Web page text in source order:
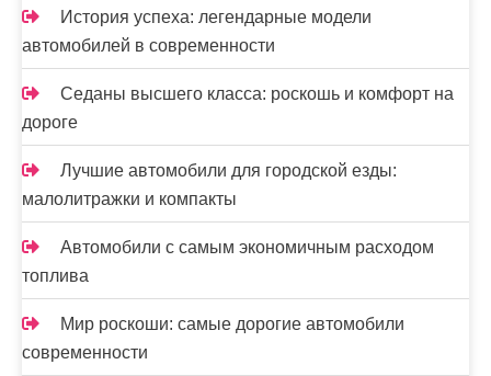
История успеха: легендарные модели
автомобилей в современности
Седаны высшего класса: роскошь и комфорт на
дороге
Лучшие автомобили для городской езды:
малолитражки и компакты
Автомобили с самым экономичным расходом
топлива
Мир роскоши: самые дорогие автомобили
современности